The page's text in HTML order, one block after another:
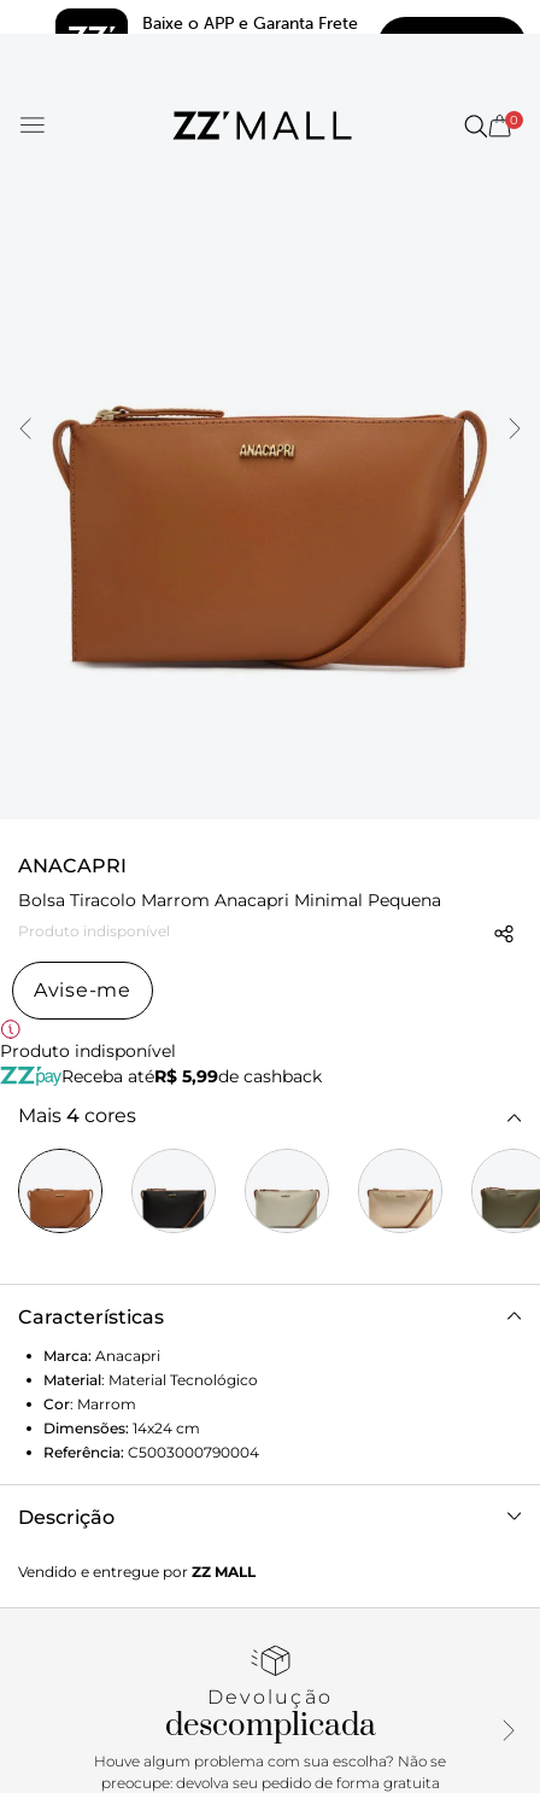
Baixe o APP e Garanta Frete
0
ANACAPRI
Bolsa Tiracolo Marrom Anacapri Minimal Pequena
Produto indisponível
Avise-me
Produto indisponível
Receba atéR$ 5,99de cashback
Mais 4 cores
Características
Marca: Anacapri
Material: Material Tecnológico
Cor: Marrom
Dimensões: 14x24 cm
Referência: C5003000790004
Descrição
estruturada e com alça lateral regulável. Feita em material
similar ao couro, com shape flat e fecho em zíper.
Porque Apostar: Moderna e minimalista, a tiracolo é a
versatilidade e destaca ainda uma cartela atemporal. A dica
é apostar em alfaiataria e papete para um visual descolado
e elegante ou jeans, camiseta e sneaker para um mood
despojado na medida.
Vendido e entregue por ZZ MALL
Devolução
descomplicada
Houve algum problema com sua escolha? Não se
preocupe: devolva seu pedido de forma gratuita